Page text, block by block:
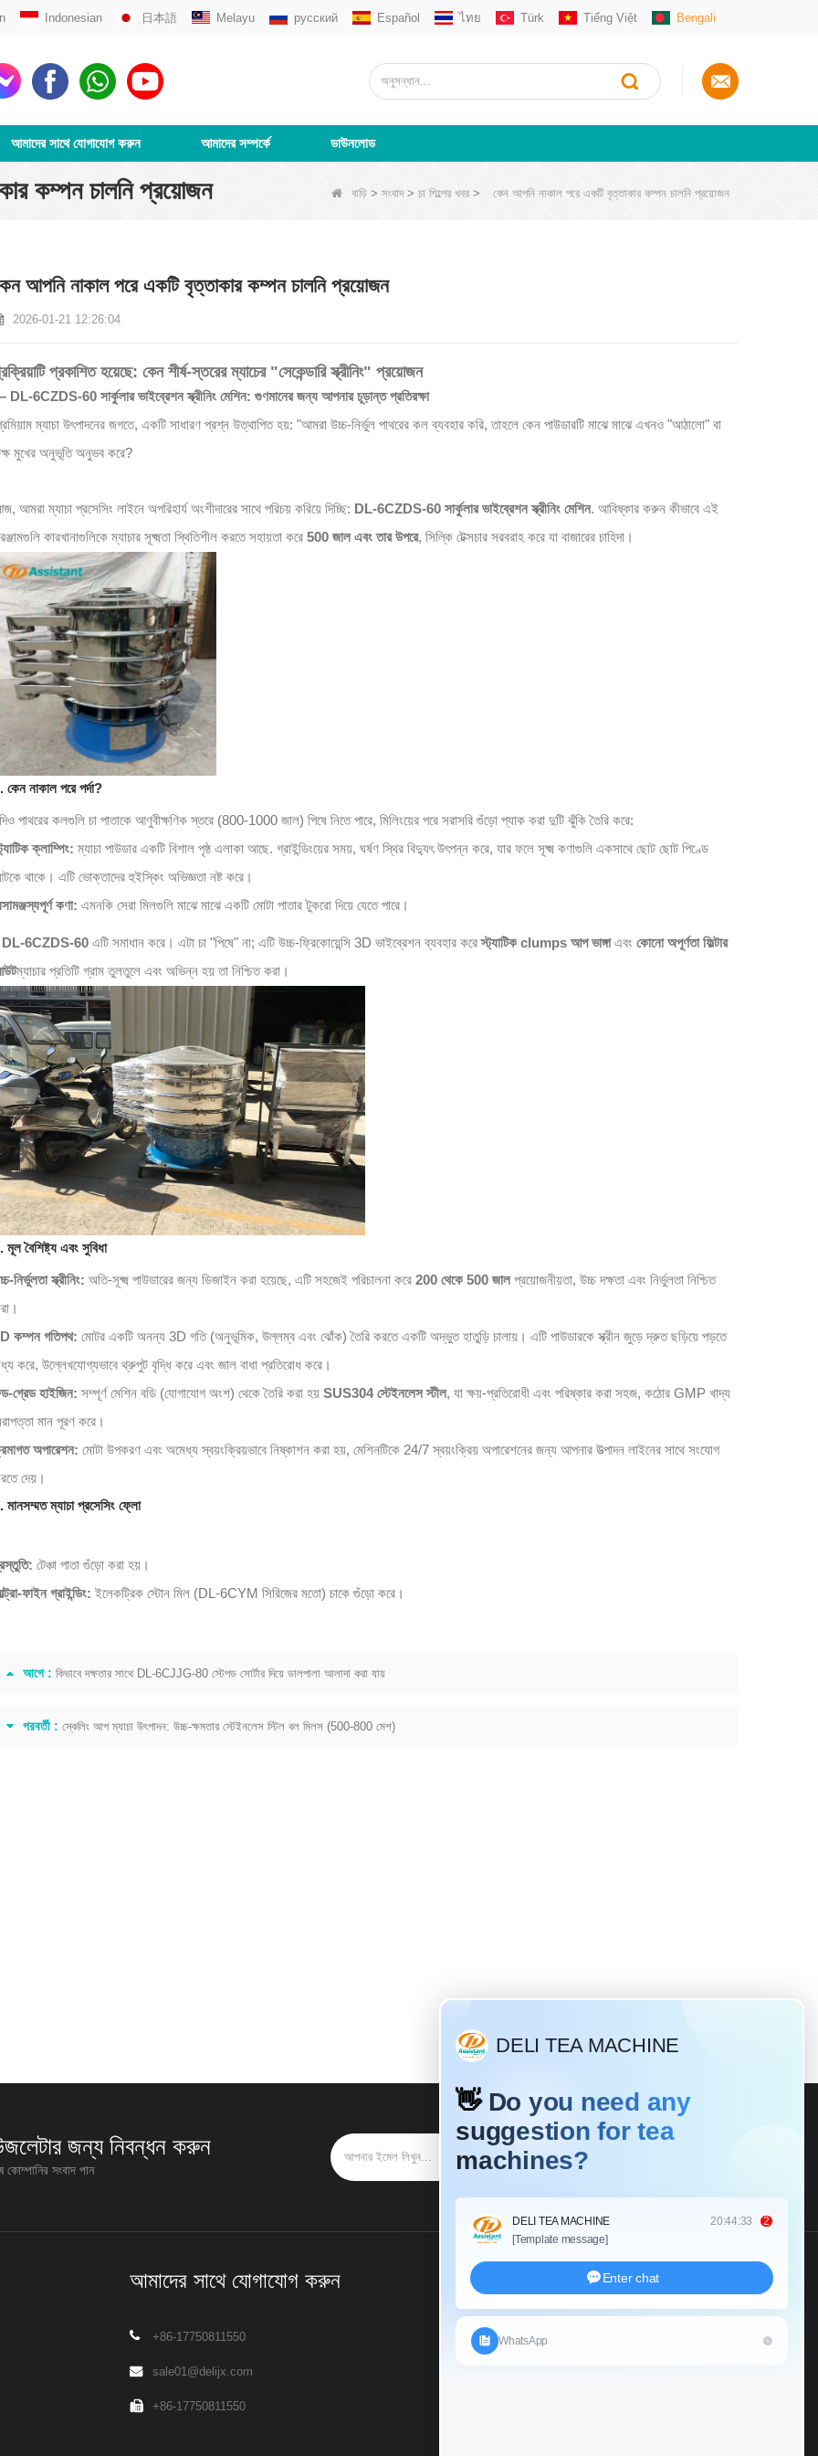
Indonesian 日本語 Melayu русский Español ไทย Türk Tiếng Việt Bengali
আমাদের সাথে যোগাযোগ করুন আমাদের সম্পর্কে ডাউনলোড
কম্পন চালনি প্রয়োজন বাড়ি > সংবাদ> চা শিল্পের খবর > কেন আপনি নাকাল পরে একটি বৃত্তাকার কম্পন চালনি প্রয়োজন
আপনি নাকাল পরে একটি বৃত্তাকার কম্পন চালনি প্রয়োজন
2026-01-21 12:26:04
প্রকাশিত হয়েছে: কেন শীর্ষ-স্তরের ম্যাচের "সেকেন্ডারি স্ক্রীনিং" প্রয়োজন
6CZDS-60 সার্কুলার ভাইব্রেশন স্ক্রীনিং মেশিন: গুণমানের জন্য আপনার চূড়ান্ত প্রতিরক্ষা
ম্যাচা উৎপাদনের জগতে, একটি সাধারণ প্রশ্ন উত্থাপিত হয়: "আমরা উচ্চ-নির্ভুল পাথরের কল ব্যবহার করি, তাহলে কেন পাউডারটি মাঝে মাঝে এখনও "আঠালো" বা
মুখের অনুভূতি অনুভব করে?
আমরা ম্যাচা প্রসেসিং লাইনে অপরিহার্য অংশীদারের সাথে পরিচয় করিয়ে দিচ্ছি: DL-6CZDS-60 সার্কুলার ভাইব্রেশন স্ক্রীনিং মেশিন. আবিষ্কার করুন কীভাবে এই
কারখানাগুলিকে ম্যাচার সূক্ষ্মতা স্থিতিশীল করতে সহায়তা করে 500 জাল এবং তার উপরে, সিল্কি টেক্সচার সরবরাহ করে যা বাজারের চাহিদা।
কেন নাকাল পরে পর্দা?
পাথরের কলগুলি চা পাতাকে আণুবীক্ষণিক স্তরে (800-1000 জাল) পিষে নিতে পারে, মিলিংয়ের পরে সরাসরি গুঁড়ো প্যাক করা দুটি ঝুঁকি তৈরি করে:
ক্লাম্পিং: ম্যাচা পাউডার একটি বিশাল পৃষ্ঠ এলাকা আছে. গ্রাইন্ডিংয়ের সময়, ঘর্ষণ স্থির বিদ্যুৎ উৎপন্ন করে, যার ফলে সূক্ষ্ম কণাগুলি একসাথে ছোট ছোট পিণ্ডে
থাকে। এটি ভোক্তাদের হুইস্কিং অভিজ্ঞতা নষ্ট করে।
কণা: এমনকি সেরা মিলগুলি মাঝে মাঝে একটি মোটা পাতার টুকরো দিয়ে যেতে পারে।
DL-6CZDS-60এটি সমাধান করে। এটা চা "পিষে" না; এটি উচ্চ-ফ্রিকোয়েন্সি 3D ভাইব্রেশন ব্যবহার করেস্ট্যাটিক clumps আপ ভাঙ্গাএবং কোনো অপূর্ণতা ফিল্টার
ম্যাচার প্রতিটি গ্রাম তুলতুলে এবং অভিন্ন হয় তা নিশ্চিত করা।
মূল বৈশিষ্ট্য এবং সুবিধা
নির্ভুলতা স্ক্রীনিং: অতি-সূক্ষ্ম পাউডারের জন্য ডিজাইন করা হয়েছে, এটি সহজেই পরিচালনা করে 200 থেকে 500 জালপ্রয়োজনীয়তা, উচ্চ দক্ষতা এবং নির্ভুলতা নিশ্চিত
কম্পন গতিপথ: মোটর একটি অনন্য 3D গতি (অনুভূমিক, উল্লম্ব এবং ঝোঁক) তৈরি করতে একটি অদ্ভুত হাতুড়ি চালায়। এটি পাউডারকে স্ক্রীন জুড়ে দ্রুত ছড়িয়ে পড়তে
করে, উল্লেখযোগ্যভাবে থ্রুপুট বৃদ্ধি করে এবং জাল বাধা প্রতিরোধ করে।
গ্রেড হাইজিন: সম্পূর্ণ মেশিন বডি (যোগাযোগ অংশ) থেকে তৈরি করা হয় SUS304 স্টেইনলেস স্টীল, যা ক্ষয়-প্রতিরোধী এবং পরিষ্কার করা সহজ, কঠোর GMP খাদ্য
মান পূরণ করে।
অপারেশন: মোটা উপকরণ এবং অমেধ্য স্বয়ংক্রিয়ভাবে নিষ্কাশন করা হয়, মেশিনটিকে 24/7 স্বয়ংক্রিয় অপারেশনের জন্য আপনার উত্পাদন লাইনের সাথে সংযোগ
দেয়।
মানসম্মত ম্যাচা প্রসেসিং ফ্লো
টেঞ্চা পাতা গুঁড়ো করা হয়।
ফাইন গ্রাইন্ডিং: ইলেকট্রিক স্টোন মিল (DL-6CYM সিরিজের মতো) চাকে গুঁড়ো করে।
আগে : কিভাবে দক্ষতার সাথে DL-6CJJG-80 স্টেপড সোর্টার দিয়ে ডালপালা আলাদা করা যায়
পরবর্তী : স্কেলিং আপ ম্যাচা উৎপাদন: উচ্চ-ক্ষমতার স্টেইনলেস স্টিল বল মিলস (500-800 মেশ)
জন্য নিবন্ধন করুন
কোম্পানির সংবাদ পান
আমাদের সাথে যোগাযোগ করুন
+86-17750811550
sale01@delijx.com
+86-17750811550
আমাদের একটি তদন্ত প্রেরণ করুন